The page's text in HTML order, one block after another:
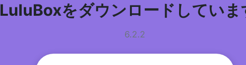
LuluBoxをダウンロードしてい
6.2.2